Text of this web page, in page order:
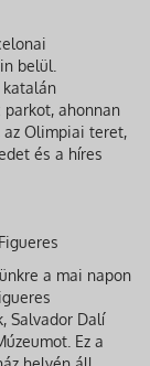
belül.
katalán
parkot, ahonnan
az Olimpiai teret,
és a híres
a mai napon
Salvador Dalí
Ez a